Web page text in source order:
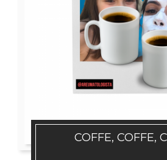
COFFE, COFFE,